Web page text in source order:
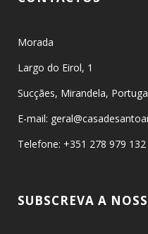
Morada
Largo do Eirol, 1
Sucçães, Mirandela,
E-mail:
Telefone: +351 278 979 132
SUBSCREVA A